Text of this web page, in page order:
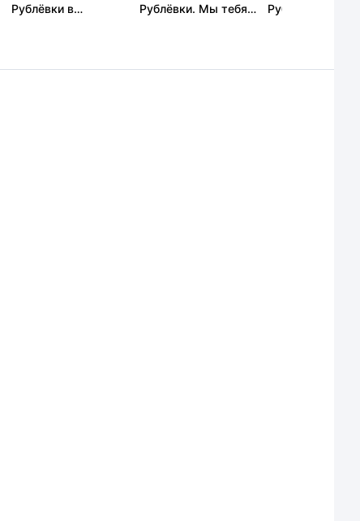
Рублёвки в
Рублёвки. Мы тебя
Рублёвки 5